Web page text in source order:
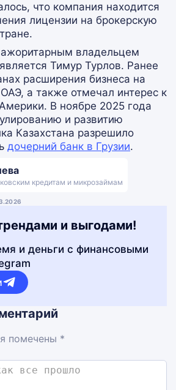
что компания находится
лицензии на брокерскую
владельцем
Тимур Турлов. Ранее
расширения бизнеса на
а также отмечал интерес к
В ноябре 2025 года
и развитию
Казахстана разрешило
дочерний банк в Грузии.
кредитам и микрозаймам
и выгодами!
и деньги с финансовыми
помечены *